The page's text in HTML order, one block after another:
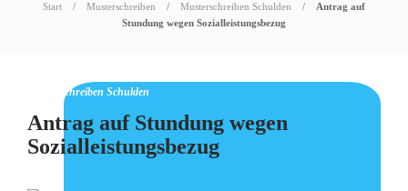
Start Musterschreiben Musterschreiben Schulden
Antrag auf
Stundung wegen Sozialleistungsbezug
Musterschreiben Schulden
Antrag auf Stundung wegen
Sozialleistungsbezug